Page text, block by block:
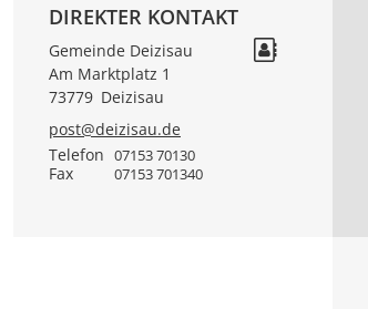
DIREKTER KONTAKT
Gemeinde Deizisau
Am Marktplatz 1
73779 Deizisau
post@deizisau.de
Telefon 07153 70130
Fax 07153 701340